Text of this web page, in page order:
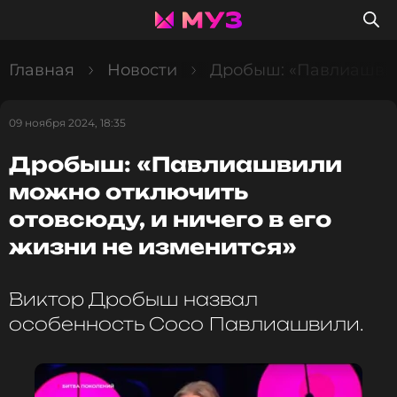
Главная Новости Дробыш:
09 ноября 2024, 18:35
Дробыш: «Павлиашвили
можно отключить
отовсюду, и ничего в его
жизни не изменится»
Виктор Дробыш назвал
особенность Сосо Павлиашвили.